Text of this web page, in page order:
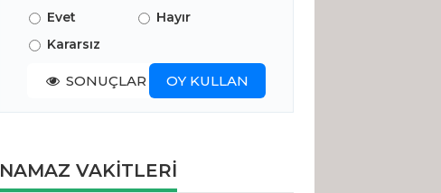
Evet
Hayır
Kararsız
SONUÇLAR OY KULLAN
NAMAZ VAKİTLERİ